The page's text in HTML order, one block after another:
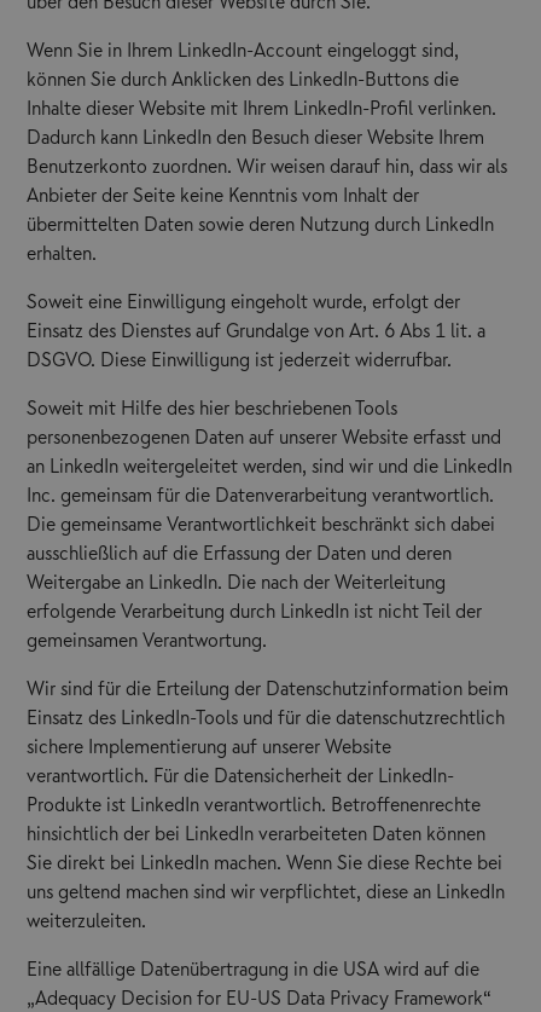
Wenn Sie in Ihrem LinkedIn-Account eingeloggt sind,
können Sie durch Anklicken des LinkedIn-Buttons die
Inhalte dieser Website mit Ihrem LinkedIn-Profil verlinken.
Dadurch kann LinkedIn den Besuch dieser Website Ihrem
Benutzerkonto zuordnen. Wir weisen darauf hin, dass wir als
Anbieter der Seite keine Kenntnis vom Inhalt der
übermittelten Daten sowie deren Nutzung durch LinkedIn
erhalten.
Soweit eine Einwilligung eingeholt wurde, erfolgt der
Einsatz des Dienstes auf Grundalge von Art. 6 Abs 1 lit. a
DSGVO. Diese Einwilligung ist jederzeit widerrufbar.
Soweit mit Hilfe des hier beschriebenen Tools
personenbezogenen Daten auf unserer Website erfasst und
an LinkedIn weitergeleitet werden, sind wir und die LinkedIn
Inc. gemeinsam für die Datenverarbeitung verantwortlich.
Die gemeinsame Verantwortlichkeit beschränkt sich dabei
ausschließlich auf die Erfassung der Daten und deren
Weitergabe an LinkedIn. Die nach der Weiterleitung
erfolgende Verarbeitung durch LinkedIn ist nicht Teil der
gemeinsamen Verantwortung.
Wir sind für die Erteilung der Datenschutzinformation beim
Einsatz des LinkedIn-Tools und für die datenschutzrechtlich
sichere Implementierung auf unserer Website
verantwortlich. Für die Datensicherheit der LinkedIn-
Produkte ist LinkedIn verantwortlich. Betroffenenrechte
hinsichtlich der bei LinkedIn verarbeiteten Daten können
Sie direkt bei LinkedIn machen. Wenn Sie diese Rechte bei
uns geltend machen sind wir verpflichtet, diese an LinkedIn
weiterzuleiten.
Eine allfällige Datenübertragung in die USA wird auf die
„Adequacy Decision for EU-US Data Privacy Framework“